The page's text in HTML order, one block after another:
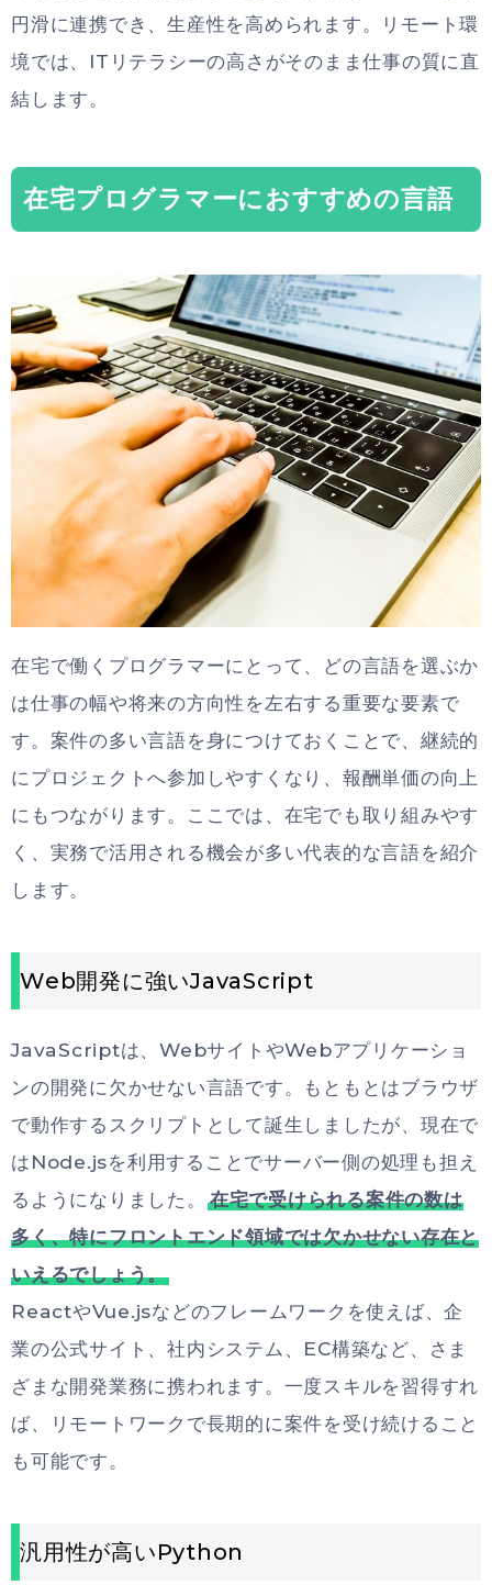
円滑に連携でき、生産性を高められます。リモート環
境では、ITリテラシーの高さがそのまま仕事の質に直
結します。
在宅プログラマーにおすすめの言語
在宅で働くプログラマーにとって、どの言語を選ぶか
は仕事の幅や将来の方向性を左右する重要な要素で
す。案件の多い言語を身につけておくことで、継続的
にプロジェクトへ参加しやすくなり、報酬単価の向上
にもつながります。ここでは、在宅でも取り組みやす
く、実務で活用される機会が多い代表的な言語を紹介
します。
Web開発に強いJavaScript
JavaScriptは、WebサイトやWebアプリケーショ
ンの開発に欠かせない言語です。もともとはブラウザ
で動作するスクリプトとして誕生しましたが、現在で
はNode.jsを利用することでサーバー側の処理も担え
るようになりました。
在宅で受けられる案件の数は
多く、特にフロントエンド領域では欠かせない存在と
いえるでしょう。
ReactやVue.jsなどのフレームワークを使えば、企
業の公式サイト、社内システム、EC構築など、さま
ざまな開発業務に携われます。一度スキルを習得すれ
ば、リモートワークで長期的に案件を受け続けること
も可能です。
汎用性が高いPython